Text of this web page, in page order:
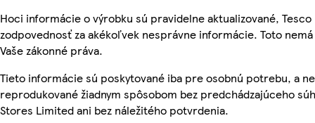
Hoci informácie o výrobku sú pravidelne aktualizované, Tesco
zodpovednosť za akékoľvek nesprávne informácie. Toto
Vaše zákonné práva.
Tieto informácie sú poskytované iba pre osobnú potrebu, a
reprodukované žiadnym spôsobom bez predchádzajúceho
Stores Limited ani bez náležitého potvrdenia.